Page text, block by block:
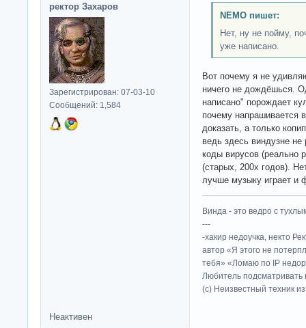
ректор Захаров
Зарегистрирован: 07-03-10
Сообщений: 1,584
NEMO пишет:
Нет, ну не пойму,
уже написано.
Вот почему я не
ничего не дождёшься.
написано" порождает
почему напрашивается
доказать, а только
ведь здесь виндузне
коды вирусов (реально
(старых, 200x годов).
лучше музыку играет
Винда - это ведро с
---
-хакир недоучка, некто
автор «Я этого не
тебя» «Ломаю по IP
Любитель подсматривать
(c) Неизвестный техник
Неактивен